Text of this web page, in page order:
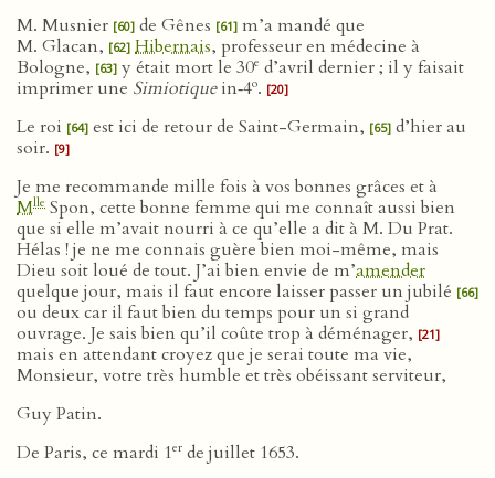
M. Musnier [60] de Gênes [61] m’a mandé que
M. Glacan, [62] Hibernais, professeur en médecine à
Bologne, [63] y était mort le 30e d’avril dernier ; il y faisait
imprimer une Simiotiquein‑4o. [20]
Le roi [64] est ici de retour de Saint-Germain, [65] d’hier au
soir. [9]
Je me recommande mille fois à vos bonnes grâces et à
Mlle Spon, cette bonne femme qui me connaît aussi bien
que si elle m’avait nourri à ce qu’elle a dit à M. Du Prat.
Hélas ! je ne me connais guère bien moi-même, mais
Dieu soit loué de tout. J’ai bien envie de m’amender
quelque jour, mais il faut encore laisser passer un jubilé [66]
ou deux car il faut bien du temps pour un si grand
ouvrage. Je sais bien qu’il coûte trop à déménager, [21]
mais en attendant croyez que je serai toute ma vie,
Monsieur, votre très humble et très obéissant serviteur,
Guy Patin.
De Paris, ce mardi 1er de juillet 1653.